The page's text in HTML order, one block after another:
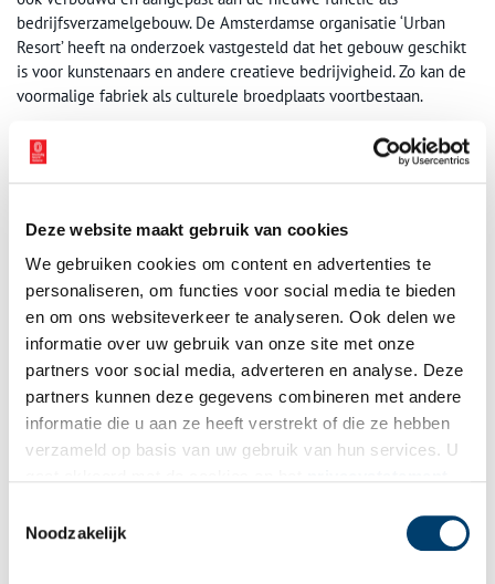
Deze website maakt gebruik van cookies
We gebruiken cookies om content en advertenties te
personaliseren, om functies voor social media te bieden
en om ons websiteverkeer te analyseren. Ook delen we
informatie over uw gebruik van onze site met onze
partners voor social media, adverteren en analyse. Deze
partners kunnen deze gegevens combineren met andere
informatie die u aan ze heeft verstrekt of die ze hebben
verzameld op basis van uw gebruik van hun services. U
Noodzakelijk
bedrijfsverzamelgebouw. De Amsterdamse organisatie ‘Urban
Resort’ heeft na onderzoek vastgesteld dat het gebouw geschikt
is voor kunstenaars en andere creatieve bedrijvigheid. Zo kan de
voormalige fabriek als culturele broedplaats voortbestaan.
Auteur:
Bronnen
Archief Zaanstad Beeldbank. (z.d.).22.18818, Koog aan de Zaan.
Bij puddingfabriek De Bij.
2015
Honigfabriek. (z.d.).Geschiedenis van de fabriekspanden langs
de Zaan.Geraadpleegd op 4 mei 2015
Rodi, Nieuws uit de regio.(10 november 2014).Honigfabriek ge
red voor creatieve bedrijvigheid. Geraadpleegd op 4 mei 2015
StudioDe Puddingfabriek, geraadpleegd op 4 mei 2015
Publicatiedatum: 04/05/2015
Ontvang de nieuwsbrief